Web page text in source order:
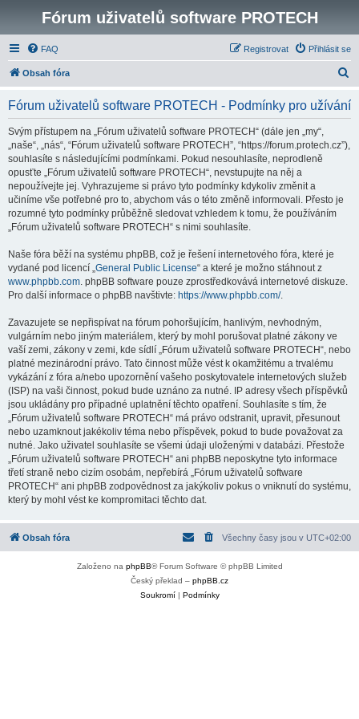
Fórum uživatelů software PROTECH
FAQ Přihlásit se
Registrovat
Obsah fóra
Fórum uživatelů software PROTECH - Podmínky pro užívání
Svým přístupem na „Fórum uživatelů software PROTECH“ (dále jen „my“,
„naše“, „nás“, “Fórum uživatelů software PROTECH”, “https://forum.protech.cz”),
souhlasíte s následujícími podmínkami. Pokud nesouhlasíte, neprodleně
opusťte „Fórum uživatelů software PROTECH“, nevstupujte na něj a
nepoužívejte jej. Vyhrazujeme si právo tyto podmínky kdykoliv změnit a
učiníme vše potřebné pro to, abychom vás o této změně informovali. Přesto je
rozumné tyto podmínky průběžně sledovat vzhledem k tomu, že používáním
„Fórum uživatelů software PROTECH“ s nimi souhlasíte.
Naše fóra běží na systému phpBB, což je řešení internetového fóra, které je
vydané pod licencí „General Public License“ a které je možno stáhnout z
www.phpbb.com. phpBB software pouze zprostředkovává internetové diskuze.
Pro další informace o phpBB navštivte: https://www.phpbb.com/.
Zavazujete se nepřispívat na fórum pohoršujícím, hanlivým, nevhodným,
vulgárním nebo jiným materiálem, který by mohl porušovat platné zákony ve
vaší zemi, zákony v zemi, kde sídlí „Fórum uživatelů software PROTECH“, nebo
platné mezinárodní právo. Tato činnost může vést k okamžitému a trvalému
vykázání z fóra a/nebo upozornění vašeho poskytovatele internetových služeb
(ISP) na vaši činnost, pokud bude uznáno za nutné. IP adresy všech příspěvků
jsou ukládány pro případné uplatnění těchto opatření. Souhlasíte s tím, že
„Fórum uživatelů software PROTECH“ má právo odstranit, upravit, přesunout
nebo uzamknout jakékoliv téma nebo příspěvek, pokud to bude považovat za
nutné. Jako uživatel souhlasíte se všemi údaji uloženými v databázi. Přestože
„Fórum uživatelů software PROTECH“ ani phpBB neposkytne tyto informace
třetí straně nebo cizím osobám, nepřebírá „Fórum uživatelů software
PROTECH“ ani phpBB zodpovědnost za jakýkoliv pokus o vniknutí do systému,
který by mohl vést ke kompromitaci těchto dat.
Obsah fóra Všechny časy jsou v UTC+02:00
Založeno na phpBB® Forum Software © phpBB Limited
Český překlad – phpBB.cz
Soukromí| Podmínky